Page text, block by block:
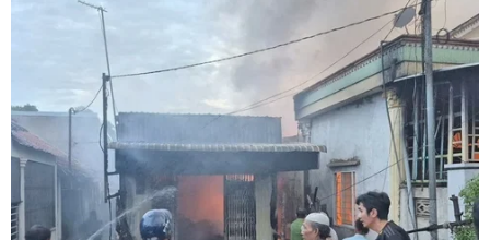
vực ở miền Bắc Syria.
Moskva ủng hộ việc nối lại quan hệ giữa
Damascus và Ankara, đã tổ chức đàm phán giữa
các bộ trưởng quốc phòng hai bên vào tháng
trước và hướng tới cuộc gặp giữa các bộ trưởng
ngoại giao và cuối cùng là các tổng thống./.